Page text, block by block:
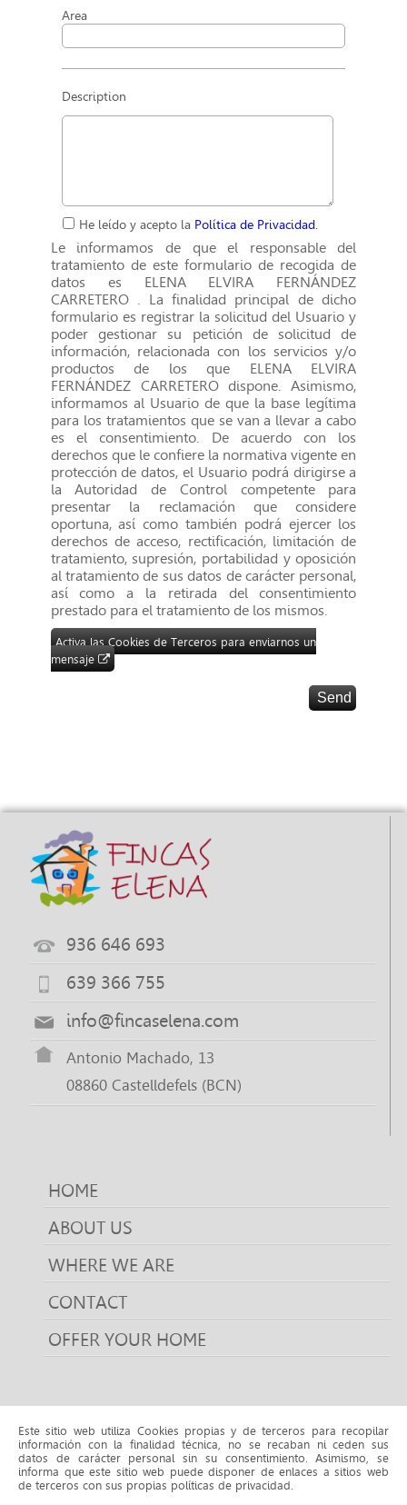
Area
Description
He leído y acepto la Política de Privacidad.
Le informamos de que el responsable del
tratamiento de este formulario de recogida de
datos es ELENA ELVIRA FERNÁNDEZ
CARRETERO . La finalidad principal de dicho
formulario es registrar la solicitud del Usuario y
poder gestionar su petición de solicitud de
información, relacionada con los servicios y/o
productos de los que ELENA ELVIRA
FERNÁNDEZ CARRETERO dispone. Asimismo,
informamos al Usuario de que la base legítima
para los tratamientos que se van a llevar a cabo
es el consentimiento. De acuerdo con los
derechos que le confiere la normativa vigente en
protección de datos, el Usuario podrá dirigirse a
la Autoridad de Control competente para
presentar la reclamación que considere
oportuna, así como también podrá ejercer los
derechos de acceso, rectificación, limitación de
tratamiento, supresión, portabilidad y oposición
al tratamiento de sus datos de carácter personal,
así como a la retirada del consentimiento
prestado para el tratamiento de los mismos.
Activa las Cookies de Terceros para enviarnos un
mensaje
936 646 693
639 366 755
info@fincaselena.com
Antonio Machado, 13
08860 Castelldefels (BCN)
HOME
ABOUT US
WHERE WE ARE
CONTACT
OFFER YOUR HOME
For sale properties
For sale properties CASTELLDEFELS
For sale properties
CUBELLES
For sale properties LA POBLA DE CLARAMUNT
Este sitio web utiliza Cookies propias y de terceros para recopilar
información con la finalidad técnica, no se recaban ni ceden sus
datos de carácter personal sin su consentimiento. Asimismo, se
informa que este sitio web puede disponer de enlaces a sitios web
de terceros con sus propias políticas de privacidad.